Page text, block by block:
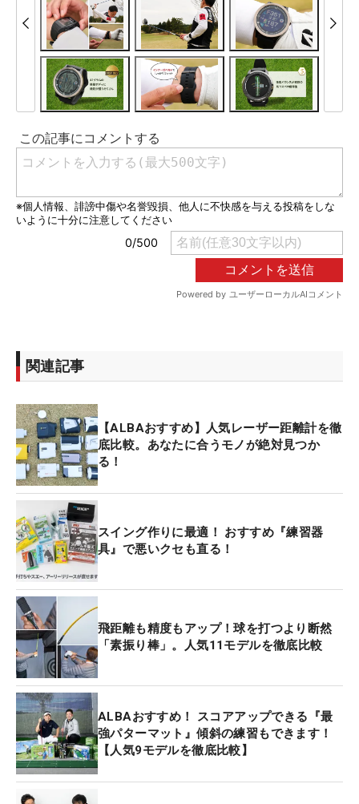
関連記事
【ALBAおすすめ】人気レーザー距離計を徹
底比較。あなたに合うモノが絶対見つか
る！
スイング作りに最適！ おすすめ『練習器
具』で悪いクセも直る！
飛距離も精度もアップ！球を打つより断然
「素振り棒」。人気11モデルを徹底比較
ALBAおすすめ！ スコアアップできる『最
強パターマット』傾斜の練習もできます！
【人気9モデルを徹底比較】